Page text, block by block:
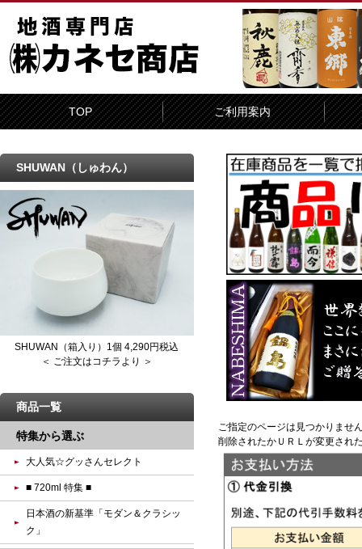
TOP ご利用案内
ご指定のページは見つかりませ
削除されたかＵＲＬが変更され
SHUWAN（しゅわん）
SHUWAN（箱入り）1個 4,290円税込
＜ ご注文はコチラより ＞
商品一覧
特集から選ぶ
大人気☆グッさんセレクト
■ 720ml 特集 ■
日本酒の新基準「モダン＆クラシッ
ク」